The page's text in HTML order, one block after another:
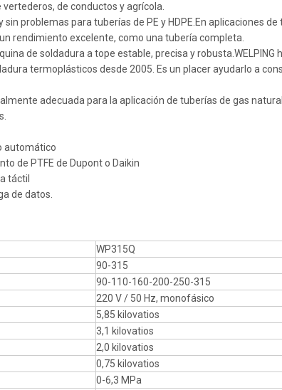
de conductos y agrícola.
problemas para tuberías de PE y HDPE.En aplicaciones de
rendimiento excelente, como una tubería completa.
de soldadura a tope estable, precisa y robusta.WELPING
termoplásticos desde 2005. Es un placer ayudarlo a
adecuada para la aplicación de tuberías de gas
automático
de PTFE de Dupont o Daikin
táctil
de datos.
WP315Q
90-315
90-110-160-200-250-315
220 V / 50 Hz, monofásico
5,85 kilovatios
3,1 kilovatios
2,0 kilovatios
0,75 kilovatios
0-6,3 MPa